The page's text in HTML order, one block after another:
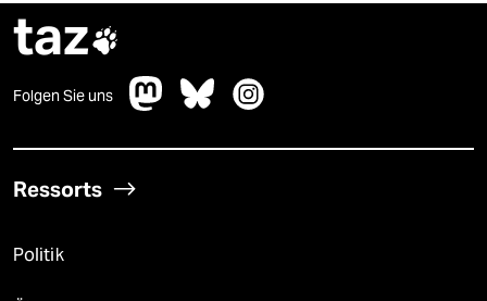
taz
Folgen Sie uns
Ressorts
Politik